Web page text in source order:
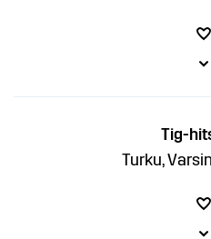
Tig-
Turku,